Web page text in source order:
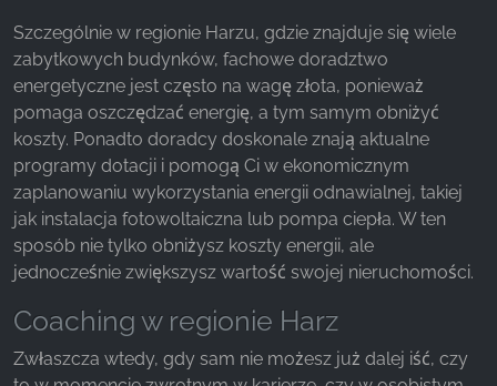
Szczególnie w regionie Harzu, gdzie znajduje się wiele
zabytkowych budynków, fachowe doradztwo
energetyczne jest często na wagę złota, ponieważ
pomaga oszczędzać energię, a tym samym obniżyć
koszty. Ponadto doradcy doskonale znają aktualne
programy dotacji i pomogą Ci w ekonomicznym
zaplanowaniu wykorzystania energii odnawialnej, takiej
jak instalacja fotowoltaiczna lub pompa ciepła. W ten
sposób nie tylko obniżysz koszty energii, ale
jednocześnie zwiększysz wartość swojej nieruchomości.
Coaching w regionie Harz
Zwłaszcza wtedy, gdy sam nie możesz już dalej iść, czy